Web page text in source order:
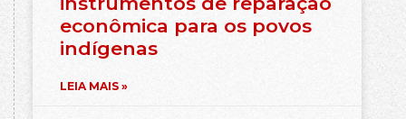
econômica para os povos
indígenas
LEIA MAIS »